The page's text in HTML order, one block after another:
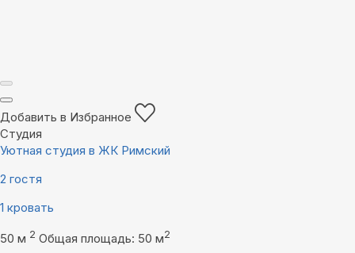
Добавить в Избранное
Студия
Уютная студия в ЖК Римский
2 гостя
1 кровать
50 м 2 Общая площадь: 50 м2